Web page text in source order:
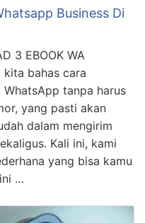
Business Di
3 EBOOK WA
kita bahas cara
tanpa harus
yang pasti akan
dalam mengirim
Kali ini, kami
yang bisa kamu
…